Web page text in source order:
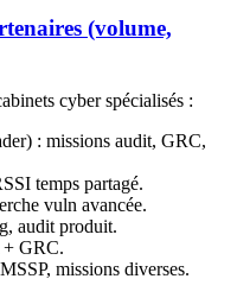
(volume,
cyber spécialisés :
: missions audit, GRC,
temps partagé.
vuln avancée.
audit produit.
+ GRC.
missions diverses.